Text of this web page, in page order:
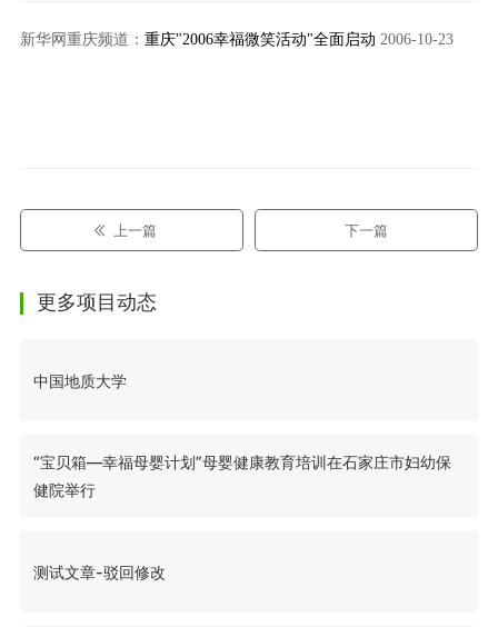
新华网重庆频道： 重庆"2006幸福微笑活动"全面启动 2006-10-23
上一篇 下一篇
更多项目动态
中国地质大学
“宝贝箱—幸福母婴计划”母婴健康教育培训在石家庄市妇幼保
健院举行
测试文章-驳回修改